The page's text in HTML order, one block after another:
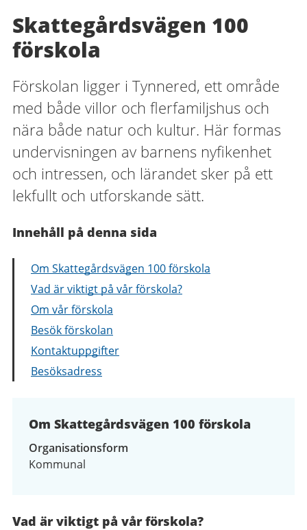
Skattegårdsvägen 100
förskola
Förskolan ligger i Tynnered, ett område
med både villor och flerfamiljshus och
nära både natur och kultur. Här formas
undervisningen av barnens nyfikenhet
och intressen, och lärandet sker på ett
lekfullt och utforskande sätt.
Innehåll på denna sida
Om Skattegårdsvägen 100 förskola
Vad är viktigt på vår förskola?
Om vår förskola
Besök förskolan
Kontaktuppgifter
Besöksadress
Om Skattegårdsvägen 100 förskola
Organisationsform
Kommunal
Vad är viktigt på vår förskola?